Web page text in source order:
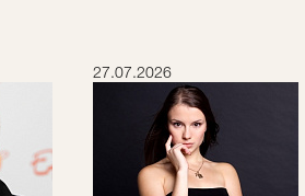
27.07.2026